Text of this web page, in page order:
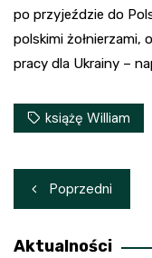
po przyjeździe do
polskimi żołnierzami,
pracy dla Ukrainy –
książę William
Nawigacja
wpisu
Poprzedni
Aktualności